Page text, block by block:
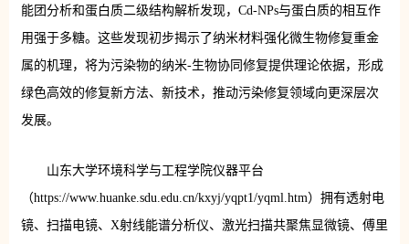
能团分析和蛋白质二级结构解析发现，Cd-NPs与蛋白质的相互作
用强于多糖。这些发现初步揭示了纳米材料强化微生物修复重金
属的机理，将为污染物的纳米-生物协同修复提供理论依据，形成
绿色高效的修复新方法、新技术，推动污染修复领域向更深层次
发展。
山东大学环境科学与工程学院仪器平台
（https://www.huanke.sdu.edu.cn/kxyj/yqpt1/yqml.htm）拥有透射电
镜、扫描电镜、X射线能谱分析仪、激光扫描共聚焦显微镜、傅里